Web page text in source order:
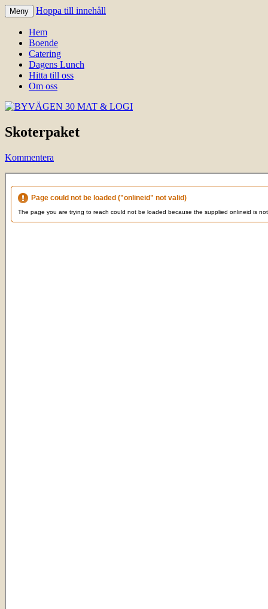
BYVÄGEN 30 MAT & LOGI
upplevelse hos oss.
Meny Hoppa till innehåll
Hem
Boende
Catering
Dagens Lunch
Hitta till oss
Om oss
Skoterpaket
Kommentera